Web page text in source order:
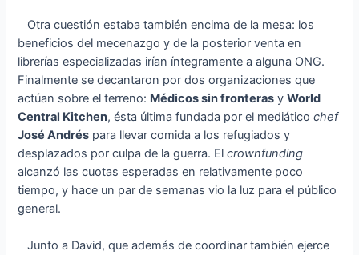
Otra cuestión estaba también encima de la mesa: los
beneficios del mecenazgo y de la posterior venta en
librerías especializadas irían íntegramente a alguna ONG.
Finalmente se decantaron por dos organizaciones que
actúan sobre el terreno: Médicos sin fronteras yWorld
Central Kitchen, ésta última fundada por el mediáticochef
José Andrés para llevar comida a los refugiados y
desplazados por culpa de la guerra. Elcrownfunding
alcanzó las cuotas esperadas en relativamente poco
tiempo, y hace un par de semanas vio la luz para el público
general.
Junto a David, que además de coordinar también ejerce